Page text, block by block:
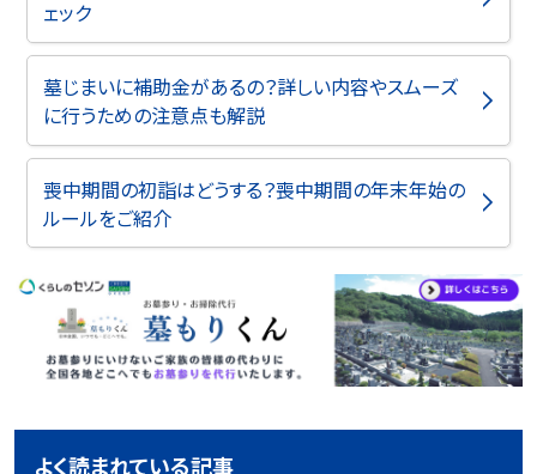
ェック
墓じまいに補助金があるの？詳しい内容やスムーズ
に行うための注意点も解説
喪中期間の初詣はどうする？喪中期間の年末年始の
ルールをご紹介
よく読まれている記事